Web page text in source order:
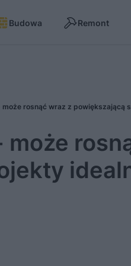
Budowa Remont
może rosnąć wraz z powiększającą
może